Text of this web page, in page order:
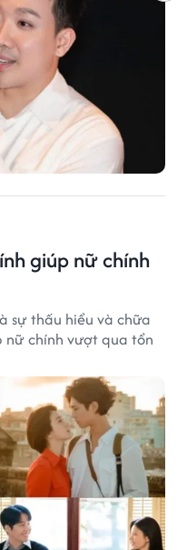
giúp nữ chính
sự thấu hiểu và chữa
nữ chính vượt qua tổn